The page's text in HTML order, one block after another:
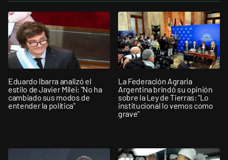
Eduardo Ibarra analizó el
estilo de Javier Milei: "No ha
cambiado sus modos de
entender la política"
La Federación Agraria
Argentina brindó su opinión
sobre la Ley de Tierras: "Lo
institucional lo vemos como
grave"